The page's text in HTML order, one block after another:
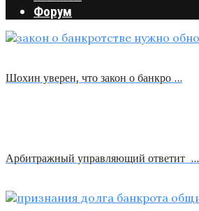
Форум
Шохин уверен, что закон о банкро …
Арбитражный управляющий ответит …